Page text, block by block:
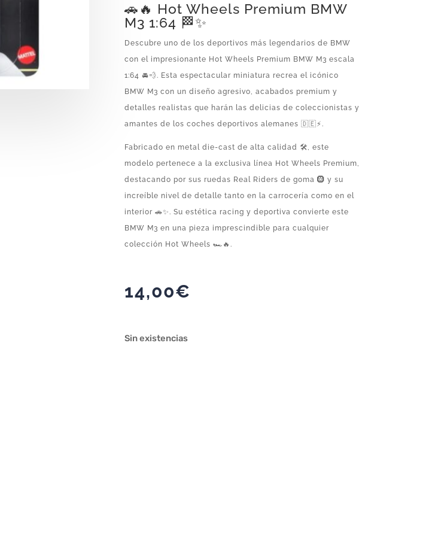
🚗🔥 Hot Wheels Premium BMW
M3 1:64 🏁✨
Descubre uno de los deportivos más legendarios de BMW
con el impresionante Hot Wheels Premium BMW M3 escala
1:64 🚘💨. Esta espectacular miniatura recrea el icónico
BMW M3 con un diseño agresivo, acabados premium y
detalles realistas que harán las delicias de coleccionistas y
amantes de los coches deportivos alemanes 🇩🇪⚡.
Fabricado en metal die-cast de alta calidad 🛠️, este
modelo pertenece a la exclusiva línea Hot Wheels Premium,
destacando por sus ruedas Real Riders de goma 🛞 y su
increíble nivel de detalle tanto en la carrocería como en el
interior 🚗✨. Su estética racing y deportiva convierte este
BMW M3 en una pieza imprescindible para cualquier
colección Hot Wheels 🏎️🔥.
14,00€
Sin existencias